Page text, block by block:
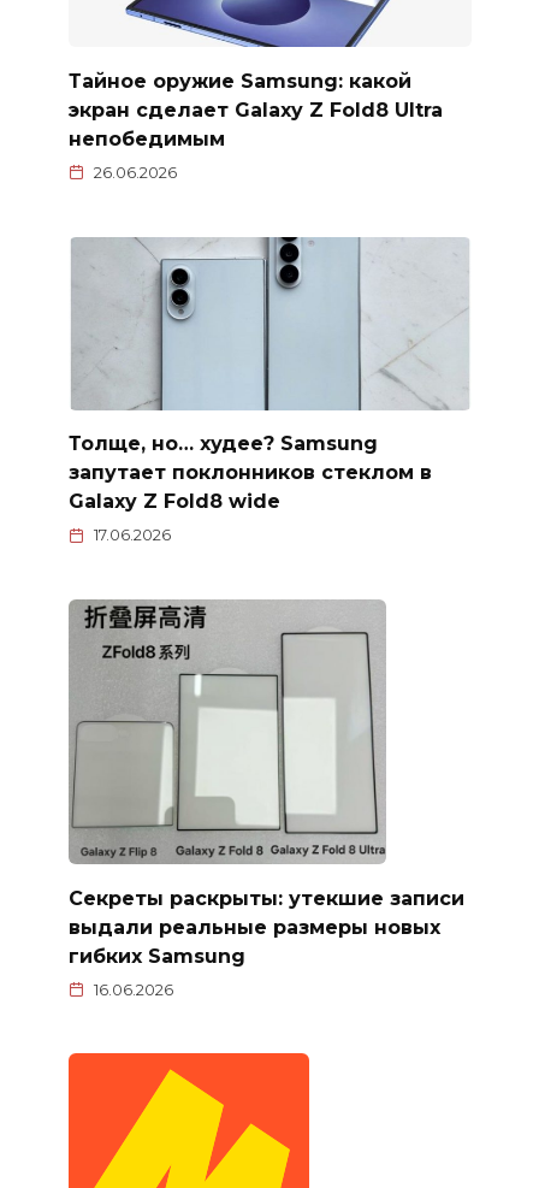
Тайное оружие Samsung: какой
экран сделает Galaxy Z Fold8 Ultra
непобедимым
26.06.2026
Толще, но… худее? Samsung
запутает поклонников стеклом в
Galaxy Z Fold8 wide
17.06.2026
Секреты раскрыты: утекшие записи
выдали реальные размеры новых
гибких Samsung
16.06.2026